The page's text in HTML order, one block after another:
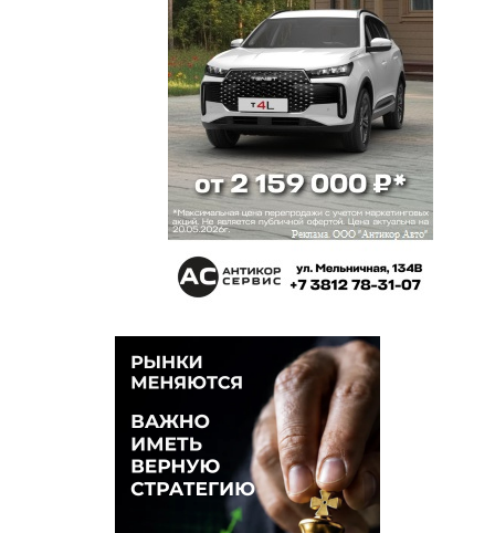
горожанина минус однозначно. Новая метла пока
начнет мести...и начнет ли вообще. Минусовая
новость.
Владимир 16 марта 2021 в 03:32:
Такой сценарий и был заранее задуман,что тут
не ясного, рейтинг мэра упал сильно.
15 марта 2021 в 21:23:
Такая замечательная мэр, что нам ее здесь не
надо?! Ай да Бурков:))))
Кирилл 15 марта 2021 в 19:42:
Или Заремба. Но омских точно не найдётся.
Откуда? Все либо участники кланов или дети
участников кланов. И вообще- омич это не
простительно постыдно! Нами только руководить